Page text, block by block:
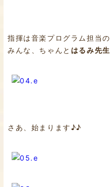
指揮は音楽プログラム担当の
みんな、ちゃんと はるみ先生
さあ、始まります♪♪